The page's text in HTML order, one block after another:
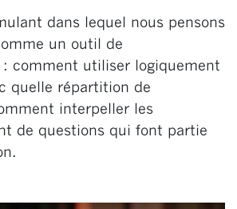
dans lequel nous pensons
un outil de
comment utiliser logiquement
quelle répartition de
interpeller les
de questions qui font partie